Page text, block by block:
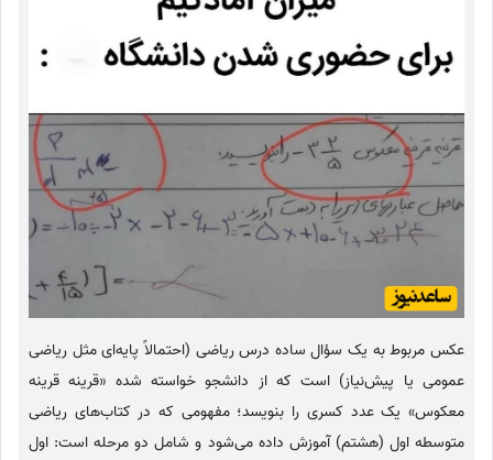
عکس مربوط به یک سؤال ساده درس ریاضی (احتمالاً پایه‌ای مثل ریاضی
عمومی یا پیش‌نیاز) است که از دانشجو خواسته شده «قرینه قرینه
معکوس» یک عدد کسری را بنویسد؛ مفهومی که در کتاب‌های ریاضی
متوسطه اول (هشتم) آموزش داده می‌شود و شامل دو مرحله است: اول